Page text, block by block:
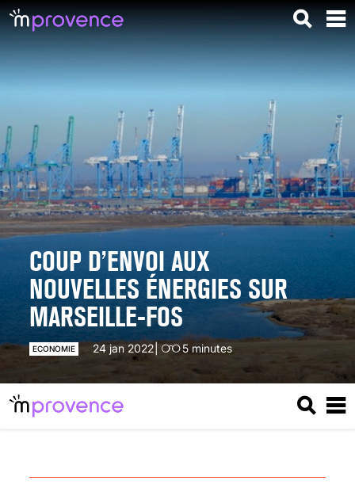
COUP D’ENVOI AUX
NOUVELLES ÉNERGIES SUR
MARSEILLE-FOS
ECONOMIE 24 jan 2022 5 minutes